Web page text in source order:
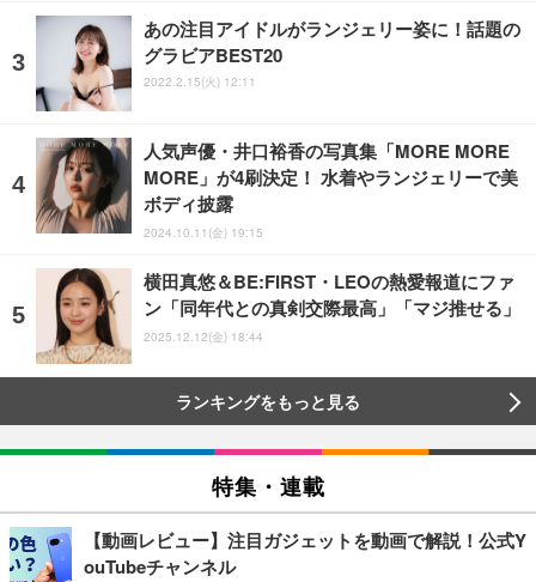
あの注目アイドルがランジェリー姿に！話題の
グラビアBEST20
2022.2.15(火) 12:11
人気声優・井口裕香の写真集「MORE MORE
MORE」が4刷決定！ 水着やランジェリーで美
ボディ披露
2024.10.11(金) 19:15
横田真悠＆BE:FIRST・LEOの熱愛報道にファ
ン「同年代との真剣交際最高」「マジ推せる」
2025.12.12(金) 18:44
ランキングをもっと見る
特集・連載
【動画レビュー】注目ガジェットを動画で解説！公式Y
ouTubeチャンネル